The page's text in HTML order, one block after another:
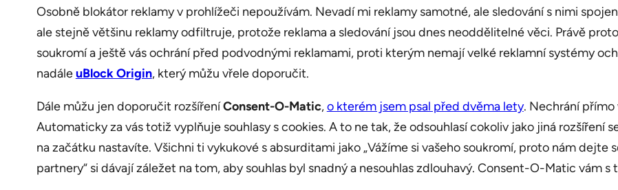
Osobně blokátor reklamy v prohlížeči nepoužívám. Nevadí mi reklamy samotné, ale sledování s nimi
ale stejně většinu reklamy odfiltruje, protože reklama a sledování jsou dnes neoddělitelné věci. Právě
soukromí a ještě vás ochrání před podvodnými reklamami, proti kterým nemají velké reklamní systémy
nadáleuBlock Origin, který můžu vřele doporučit.
Dále můžu jen doporučit rozšířeníConsent-O-Matic,o kterém jsem psal před dvěma lety. Nechrání přímo
Automaticky za vás totiž vyplňuje souhlasy s cookies. A to ne tak, že odsouhlasí cokoliv jako jiná rozšíření
na začátku nastavíte. Všichni ti vykukové s absurditami jako „Vážíme si vašeho soukromí, proto nám dejte
partnery“ si dávají záležet na tom, aby souhlas byl snadný a nesouhlas zdlouhavý. Consent-O-Matic vám